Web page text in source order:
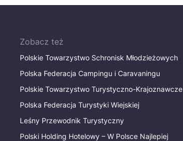
Zobacz też
Polskie Towarzystwo Schronisk Młodzieżowych
Polska Federacja Campingu i Caravaningu
Polskie Towarzystwo Turystyczno-Krajoznawcze
Polska Federacja Turystyki Wiejskiej
Leśny Przewodnik Turystyczny
Polski Holding Hotelowy – W Polsce Najlepiej